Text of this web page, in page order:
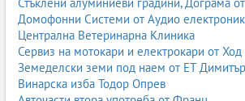
препарати за индустриални подове
специализирани препарати за
Как да изберем подходящ почистващ
Изборът зависи от повърхността, степента
изискванията за безопасност.
Домофонни Системи от Аудио
Централна Ветеринарна Клиника
Сервиз на мотокари и електрокари от Ход
Земеделски земи под наем от ЕТ
Винарска изба Тодор Опрев